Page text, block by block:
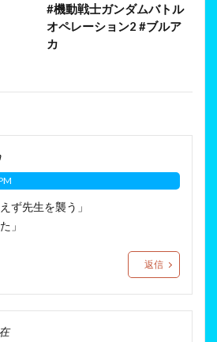
#機動戦士ガンダムバトル
オペレーション2 #ブルア
カ
ず先生を襲う」
」
返信